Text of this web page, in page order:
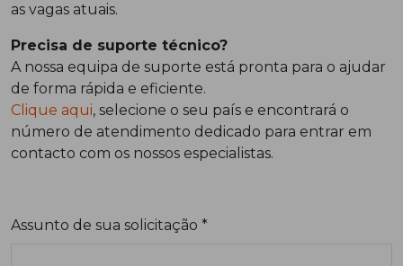
as vagas atuais.
Precisa de suporte técnico?
A nossa equipa de suporte está pronta para o ajudar
de forma rápida e eficiente.
Clique aqui, selecione o seu país e encontrará o
número de atendimento dedicado para entrar em
contacto com os nossos especialistas.
Assunto de sua solicitação *